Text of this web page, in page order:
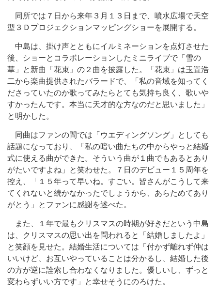
同所では７日から来年３月１３日まで、噴水広場で天空
型３Ｄプロジェクションマッピングショーを展開する。
中島は、掛け声とともにイルミネーションを点灯させた
後、ショーとコラボレーションしたミニライブで「雪の
華」と新曲「花束」の２曲を披露した。「花束」は玉置浩
二から楽曲提供されたバラードで、「私の音域を知ってく
ださっていたのか歌ってみたらとても気持ち良く、歌いや
すかったんです。本当に天才的な方なのだと思いました」
と明かした。
同曲はファンの間では「ウエディングソング」としても
話題になっており、「私の暗い曲たちの中からやっと結婚
式に使える曲ができた。そういう曲が１曲でもあるとあり
がたいですよね」と笑わせた。７日のデビュー１５周年を
控え、「１５年って早いね。すごい。皆さんがこうして来
てくれないと続かなかったでしょうから、あらためてあり
がとう」とファンに感謝を述べた。
また、１年で最もクリスマスの時期が好きだという中島
は、クリスマスの思い出を問われると「結婚しましたよ」
と笑顔を見せた。結婚生活については「付かず離れず仲は
いいけど、お互いやっていることは分かるし、結婚した後
の方が逆に詮索し合わなくなりました。優しいし、ずっと
変わらずいい方です」と幸せそうにのろけた。